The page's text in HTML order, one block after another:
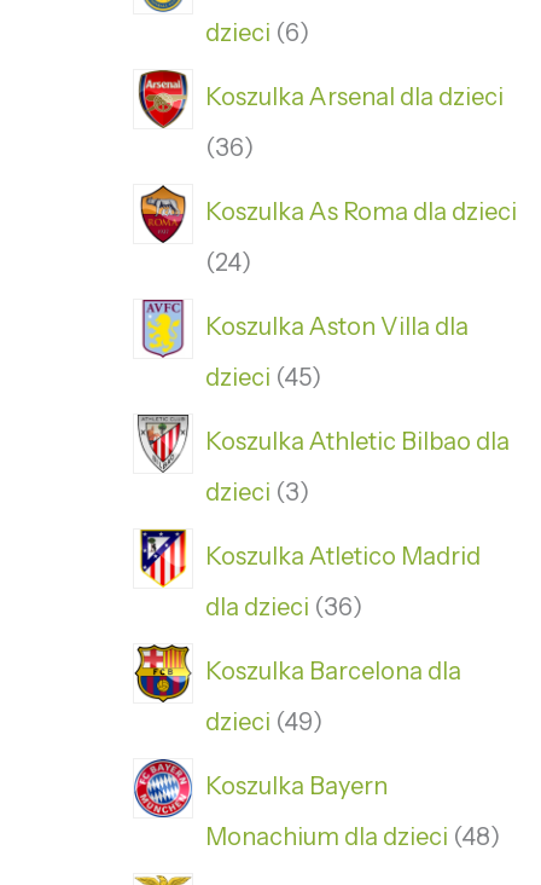
dzieci 6
Koszulka Arsenal dla dzieci
36
Koszulka As Roma dla dzieci
24
Koszulka Aston Villa dla
dzieci 45
Koszulka Athletic Bilbao dla
dzieci 3
Koszulka Atletico Madrid
dla dzieci 36
Koszulka Barcelona dla
dzieci 49
Koszulka Bayern
Monachium dla dzieci 48